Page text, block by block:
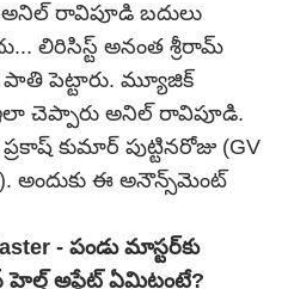
రావిపూడి బదులు
లిరిసిస్ట్ అనంత శ్రీరామ్
పాతి పెట్టారు. మ్యూజిక్
చెప్పారు అనిల్ రావిపూడి.
కుమార్ పుట్టినరోజు (GV
అందుకు ఈ అనౌన్స్‌మెంట్
- పండు మాస్టర్‌కు
హెల్త్ అప్డేట్ ఏమిటంటే?